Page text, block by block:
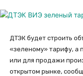
ДТЭК будет строить
«зеленому» тарифу, а
или для продажи
открытом рынке,